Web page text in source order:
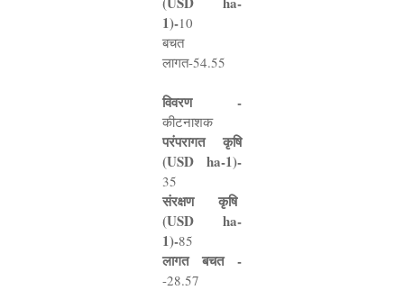
1)-10
बचत
लागत-54.55
विवरण -
कीटनाशक
परंपरागत कृषि
(USD ha-1)-
35
संरक्षण कृषि
(USD ha-
1)-85
लागत बचत -
-28.57